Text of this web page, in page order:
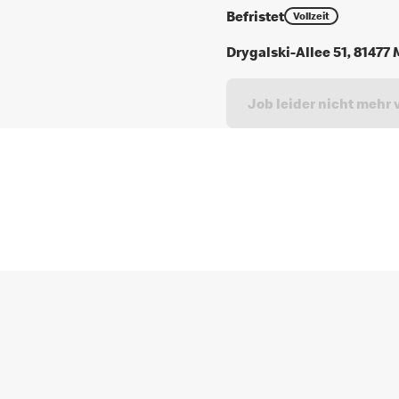
Befristet Vollzeit
Drygalski-Allee 51, 81477
Job leider nicht mehr